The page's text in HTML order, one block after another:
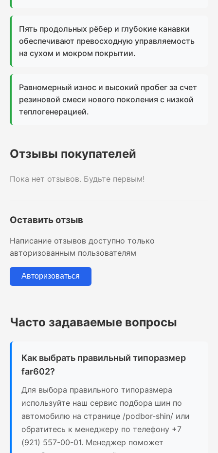
Пять продольных рёбер и глубокие канавки
обеспечивают превосходную управляемость
на сухом и мокром покрытии.
Равномерный износ и высокий пробег за счет
резиновой смеси нового поколения с низкой
теплогенерацией.
Отзывы покупателей
Пока нет отзывов. Будьте первым!
Оставить отзыв
Написание отзывов доступно только
авторизованным пользователям
Авторизоваться
Часто задаваемые вопросы
Как выбрать правильный типоразмер
far602?
Для выбора правильного типоразмера
используйте наш сервис подбора шин по
автомобилю на странице /podbor-shin/ или
обратитесь к менеджеру по телефону +7
(921) 557-00-01. Менеджер поможет